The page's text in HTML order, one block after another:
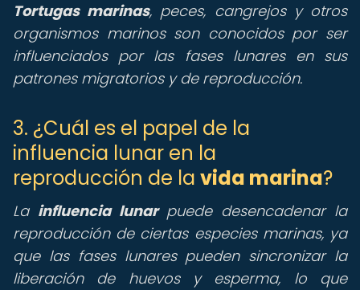
Tortugas marinas, peces, cangrejos y otros
organismos marinos son conocidos por ser
influenciados por las fases lunares en sus
patrones migratorios y de reproducción.
3. ¿Cuál es el papel de la
influencia lunar en la
reproducción de la vida marina?
La influencia lunarpuede desencadenar la
reproducción de ciertas especies marinas, ya
que las fases lunares pueden sincronizar la
liberación de huevos y esperma, lo que